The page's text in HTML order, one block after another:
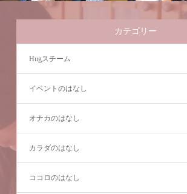
カテゴリー
Hugスチーム
イベントのはなし
オナカのはなし
カラダのはなし
ココロのはなし